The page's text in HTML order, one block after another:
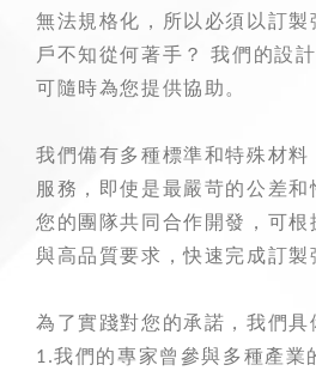
無法規格化，所以必須以訂製
戶不知從何著手？ 我們的設
可隨時為您提供協助。
我們備有多種標準和特殊材料
服務，即使是最嚴苛的公差
您的團隊共同合作開發，可根
與高品質要求，快速完成訂製
為了實踐對您的承諾，我們具
1.我們的專家曾參與多種產業